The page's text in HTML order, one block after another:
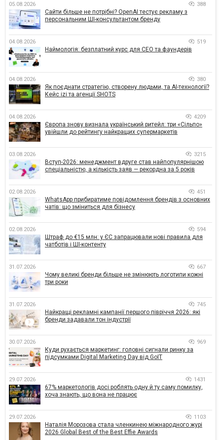
05.08.2026 388
Сайти більше не потрібні? OpenAI тестує рекламу з
персональним ШІ-консультантом бренду
04.08.2026 519
Наймологія: безплатний курс для CEO та фаундерів
04.08.2026 380
Як поєднати стратегію, створену людьми, та AI-технології?
Кейс izi та агенції SHOTS
04.08.2026 4209
Європа знову визнала український ритейл: три «Сільпо»
увійшли до рейтингу найкращих супермаркетів
03.08.2026 3215
Вступ-2026: менеджмент вдруге став найпопулярнішою
спеціальністю, а кількість заяв — рекордна за 5 років
02.08.2026 451
WhatsApp прибиратиме повідомлення брендів з основних
чатів: що зміниться для бізнесу
02.08.2026 594
Штраф до €15 млн: у ЄС запрацювали нові правила для
чатботів і ШІ-контенту
31.07.2026 667
Чому великі бренди більше не змінюють логотипи кожні
три роки
31.07.2026 745
Найкращі рекламні кампанії першого півріччя 2026: які
бренди задавали тон індустрії
30.07.2026 969
Куди рухається маркетинг: головні сигнали ринку за
підсумками Digital Marketing Day від GoIT
29.07.2026 1431
67% маркетологів досі роблять одну й ту саму помилку,
хоча знають, що вона не працює
29.07.2026 1103
Наталія Морозова стала членкинею міжнародного журі
2026 Global Best of the Best Effie Awards